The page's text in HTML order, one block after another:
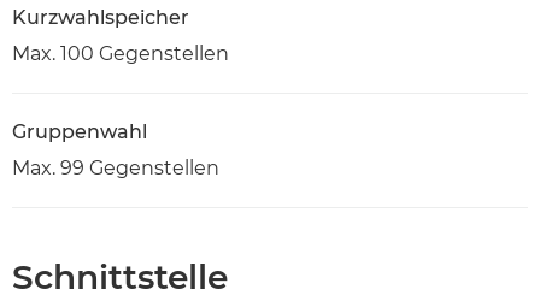
Kurzwahlspeicher
Max. 100 Gegenstellen
Gruppenwahl
Max. 99 Gegenstellen
Schnittstelle